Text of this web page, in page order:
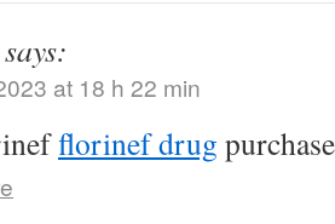
says:
at 18 h 22 min
florinef drug